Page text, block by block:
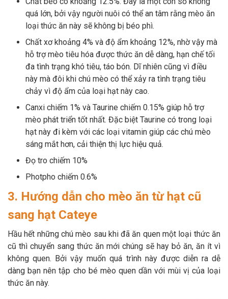
quá lớn, bởi vậy người nuôi có thể an tâm rằng mèo ăn
loại thức ăn này sẽ không bị béo phì.
Chất xơ khoảng 4% và độ ẩm khoảng 12%, nhờ vậy mà
hỗ trợ mèo tiêu hóa được thức ăn dễ dàng, hạn chế tối
đa tình trạng khó tiêu, táo bón. Dĩ nhiên cũng vì điều
này mà đôi khi chú mèo có thể xảy ra tình trạng tiêu
chảy vì độ ẩm của loại hạt này cao.
Canxi chiếm 1% và Taurine chiếm 0.15% giúp hỗ trợ
mèo phát triển tốt nhất. Đặc biệt Taurine có trong loại
hạt này đi kèm với các loại vitamin giúp các chú mèo
sáng mắt hơn, cải thiện thị lực hiệu quả.
Đọ tro chiếm 10%
Photpho chiếm 0.6%
3. Hướng dẫn cho mèo ăn từ hạt cũ
sang hạt Cateye
Hầu hết những chú mèo sau khi đã ăn quen một loại thức ăn
cũ thì chuyển sang thức ăn mới chúng sẽ hay bỏ ăn, ăn ít vì
không quen. Bởi vậy muốn quá trình này được diễn ra dễ
dàng bạn nên tập cho bé mèo quen dần với mùi vị của loại
thức ăn này.